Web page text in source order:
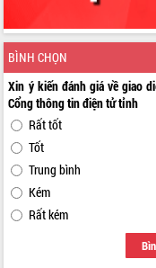
BÌNH CHỌN
Xin ý kiến đánh giá về giao
Cổng thông tin điện tử tỉnh
Rất tốt
Tốt
Trung bình
Kém
Rất kém